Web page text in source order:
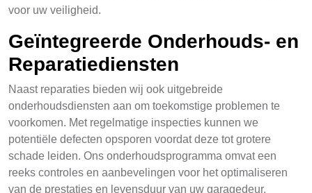
voor uw veiligheid.
Geïntegreerde Onderhouds- en
Reparatiediensten
Naast reparaties bieden wij ook uitgebreide
onderhoudsdiensten aan om toekomstige problemen te
voorkomen. Met regelmatige inspecties kunnen we
potentiële defecten opsporen voordat deze tot grotere
schade leiden. Ons onderhoudsprogramma omvat een
reeks controles en aanbevelingen voor het optimaliseren
van de prestaties en levensduur van uw garagedeur.